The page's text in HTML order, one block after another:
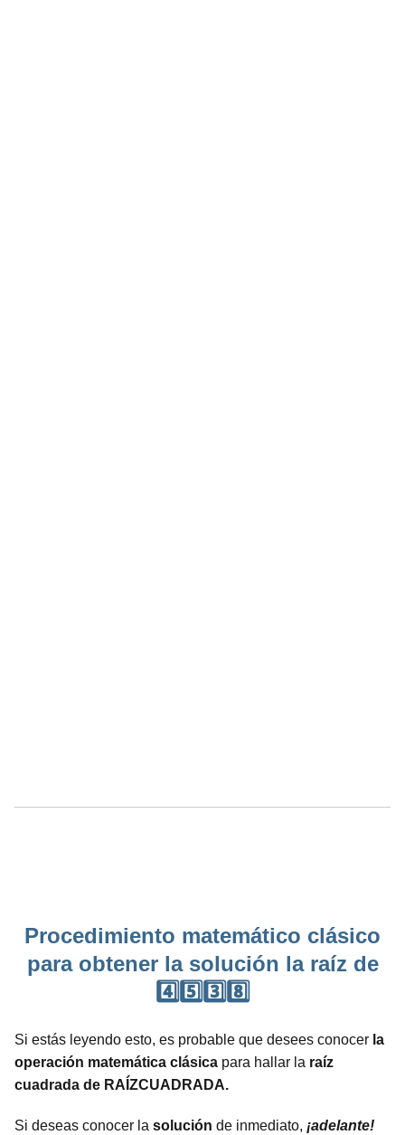
Procedimiento matemático clásico
para obtener la solución la raíz de
4️⃣5️⃣3️⃣8️⃣
Si estás leyendo esto, es probable que desees conocer la
operación matemática clásica para hallar la raíz
cuadrada de RAÍZCUADRADA.
Si deseas conocer la solución de inmediato, ¡adelante!